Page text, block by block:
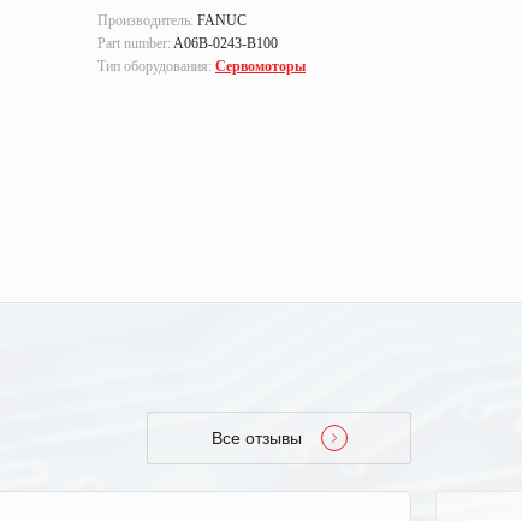
Производитель: FANUC
Part number: A06B-0243-B100
Тип оборудования: Сервомоторы
Все отзывы